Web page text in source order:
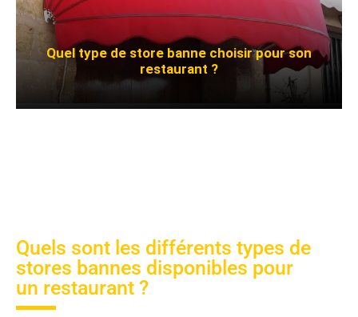
Quel type de store banne choisir pour son
restaurant ?
Quels sont les différents types de
stores bannes disponibles pour
un restaurant ?